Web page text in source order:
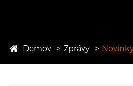
Domov Zprávy